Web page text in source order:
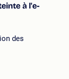
à l'e-
des